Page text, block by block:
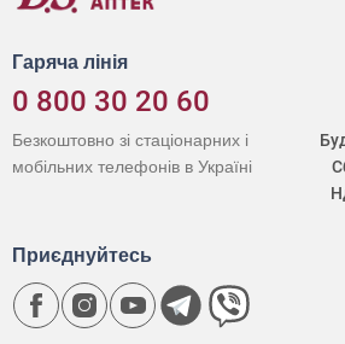
Гаряча лінія
0 800 30 20 60
Безкоштовно зі стаціонарних і
мобільних телефонів в Україні
Приєднуйтесь